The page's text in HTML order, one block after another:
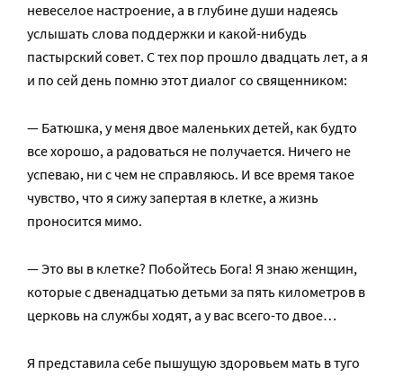
невеселое настроение, а в глубине души надеясь
услышать слова поддержки и какой-нибудь
пастырский совет. С тех пор прошло двадцать лет, а я
и по сей день помню этот диалог со священником:
— Батюшка, у меня двое маленьких детей, как будто
все хорошо, а радоваться не получается. Ничего не
успеваю, ни с чем не справляюсь. И все время такое
чувство, что я сижу запертая в клетке, а жизнь
проносится мимо.
— Это вы в клетке? Побойтесь Бога! Я знаю женщин,
которые с двенадцатью детьми за пять километров в
церковь на службы ходят, а у вас всего-то двое…
Я представила себе пышущую здоровьем мать в туго